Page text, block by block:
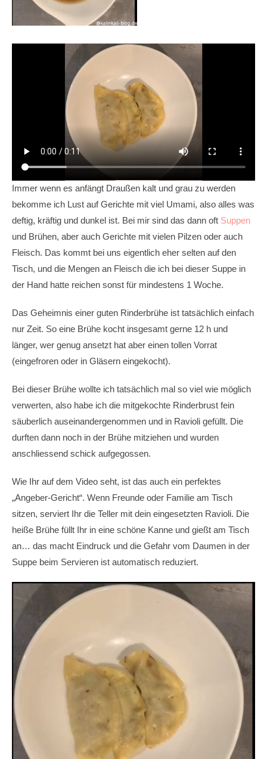
Immer wenn es anfängt Draußen kalt und grau zu werden
bekomme ich Lust auf Gerichte mit viel Umami, also alles was
deftig, kräftig und dunkel ist. Bei mir sind das dann oft Suppen
und Brühen, aber auch Gerichte mit vielen Pilzen oder auch
Fleisch. Das kommt bei uns eigentlich eher selten auf den
Tisch, und die Mengen an Fleisch die ich bei dieser Suppe in
der Hand hatte reichen sonst für mindestens 1 Woche.
Das Geheimnis einer guten Rinderbrühe ist tatsächlich einfach
nur Zeit. So eine Brühe kocht insgesamt gerne 12 h und
länger, wer genug ansetzt hat aber einen tollen Vorrat
(eingefroren oder in Gläsern eingekocht).
Bei dieser Brühe wollte ich tatsächlich mal so viel wie möglich
verwerten, also habe ich die mitgekochte Rinderbrust fein
säuberlich auseinandergenommen und in Ravioli gefüllt. Die
durften dann noch in der Brühe mitziehen und wurden
anschliessend schick aufgegossen.
Wie Ihr auf dem Video seht, ist das auch ein perfektes
„Angeber-Gericht“. Wenn Freunde oder Familie am Tisch
sitzen, serviert Ihr die Teller mit dein eingesetzten Ravioli. Die
heiße Brühe füllt Ihr in eine schöne Kanne und gießt am Tisch
an… das macht Eindruck und die Gefahr vom Daumen in der
Suppe beim Servieren ist automatisch reduziert.